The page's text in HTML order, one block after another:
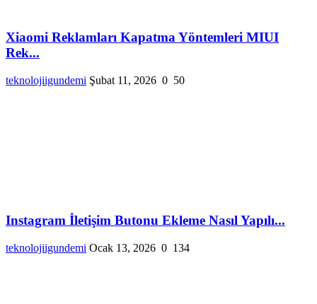
Xiaomi Reklamları Kapatma Yöntemleri MIUI
Rek...
teknolojiigundemi Şubat 11, 2026 0 50
Instagram İletişim Butonu Ekleme Nasıl Yapılı...
teknolojiigundemi Ocak 13, 2026 0 134